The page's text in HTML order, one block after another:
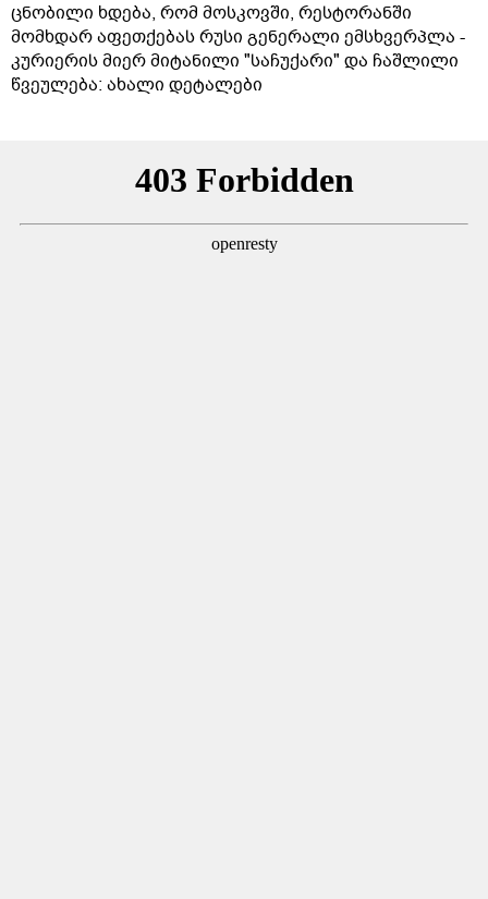
ცნობილი ხდება, რომ მოსკოვში, რესტორანში
მომხდარ აფეთქებას რუსი გენერალი ემსხვერპლა -
კურიერის მიერ მიტანილი "საჩუქარი" და ჩაშლილი
წვეულება: ახალი დეტალები